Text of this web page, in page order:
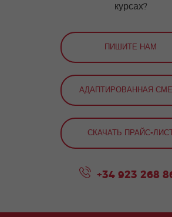
курсах?
ПИШИТЕ НАМ
АДАПТИРОВАННАЯ
СКАЧАТЬ ПРАЙС-ЛИСТ
+34 923 268